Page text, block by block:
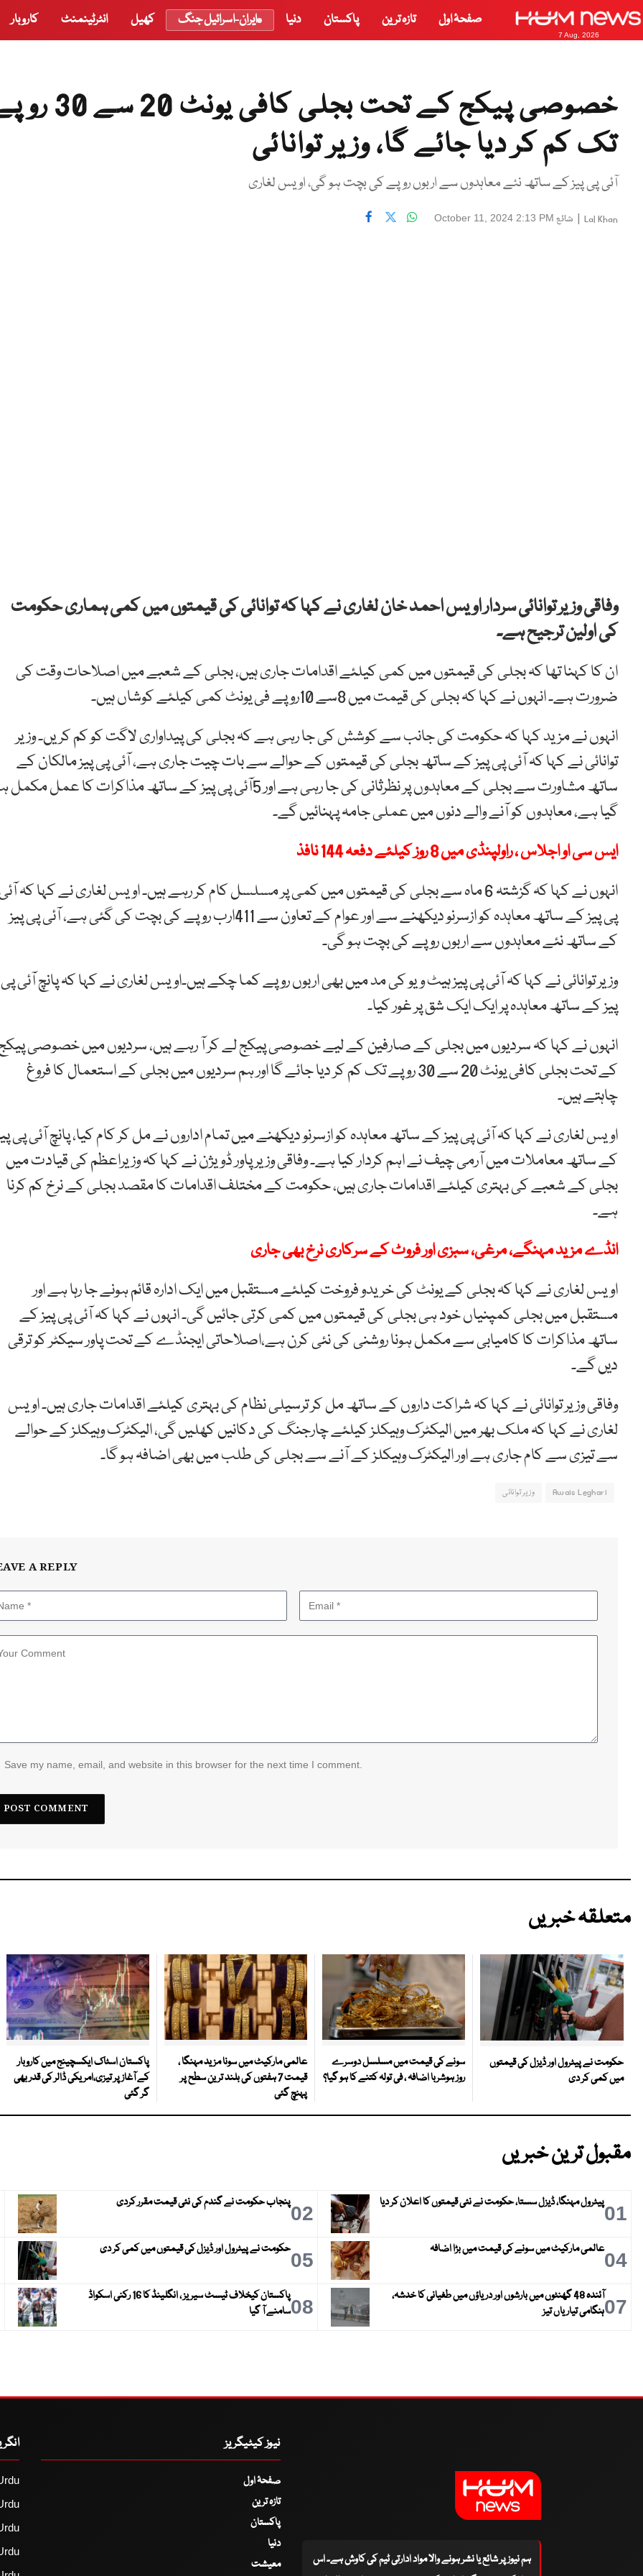
7 Aug, 2026
صفحۂ اول تازہ ترین پاکستان دنیا ایران-اسرائیل جنگ کھیل انٹرٹینمنٹ کاروبار
خصوصی پیکج کے تحت بجلی کافی یونٹ
تک کم کر دیا جائے گا، وزیر توانائی
آئی پی پیز کے ساتھ نئے معاہدوں سے اربوں روپے کی بچت ہو گی، اویس لغاری
Lal Khan
| شائع October 11, 2024 2:13 PM
وفاقی وزیر توانائی سردار اویس احمد خان لغاری نے کہا کہ توانائی کی قیمتوں میں کمی ہماری حکومت
کی اولین ترجیح ہے۔
ان کا کہنا تھا کہ بجلی کی قیمتوں میں کمی کیلئے اقدامات جاری ہیں، بجلی کے شعبے میں اصلاحات وقت کی
ضرورت ہے۔ انہوں نے کہا کہ بجلی کی قیمت میں 8سے 10روپے فی یونٹ کمی کیلئے کوشاں ہیں۔
انہوں نے مزید کہا کہ حکومت کی جانب سے کوشش کی جا رہی ہے کہ بجلی کی پیداواری لاگت کو کم کریں۔ وزیر
توانائی نے کہا کہ آئی پی پیز کے ساتھ بجلی کی قیمتوں کے حوالے سے بات چیت جاری ہے، آئی پی پیز مالکان کے
ساتھ مشاورت سے بجلی کے معاہدوں پر نظرثانی کی جا رہی ہے اور 5آئی پی پیز کے ساتھ مذاکرات کا عمل
گیا ہے، معاہدوں کو آنے والے دنوں میں عملی جامہ پہنائیں گے۔
ایس سی او اجلاس ، راولپنڈی میں 8 روز کیلئے دفعہ 144 نافذ
انہوں نے کہا کہ گزشتہ 6 ماہ سے بجلی کی قیمتوں میں کمی پر مسلسل کام کر رہے ہیں۔ اویس لغاری نے کہا کہ
پی پیز کے ساتھ معاہدہ کو ازسرنو دیکھنے سے اور عوام کے تعاون سے 411ارب روپے کی بچت کی گئی ہے، آئی پی پیز
کے ساتھ نئے معاہدوں سے اربوں روپے کی بچت ہو گی۔
وزیر توانائی نے کہا کہ آئی پی پیز ہیٹ ویو کی مد میں بھی اربوں روپے کما چکے ہیں۔اویس لغاری نے کہا کہ پانچ آئی پی
پیز کے ساتھ معاہدہ پر ایک ایک شق پر غور کیا۔
انہوں نے کہا کہ سردیوں میں بجلی کے صارفین کے لیے خصوصی پیکج لے کر آ رہے ہیں، سردیوں میں خصوصی
کے تحت بجلی کافی یونٹ 20 سے 30 روپے تک کم کر دیا جائے گا اور ہم سردیوں میں بجلی کے استعمال کا فروغ
چاہتے ہیں۔
اویس لغاری نے کہا کہ آئی پی پیز کے ساتھ معاہدہ کو ازسرنو دیکھنے میں تمام اداروں نے مل کر کام کیا، پانچ آئی پی
کے ساتھ معاملات میں آرمی چیف نے اہم کردار کیا ہے۔ وفاقی وزیر پاور ڈویژن نے کہا کہ وزیراعظم کی قیادت میں
بجلی کے شعبے کی بہتری کیلئے اقدامات جاری ہیں، حکومت کے مختلف اقدامات کا مقصد بجلی کے نرخ کم کرنا
ہے۔
انڈے مزید مہنگے، مرغی، سبزی اور فروٹ کے سرکاری نرخ بھی جاری
اویس لغاری نے کہا کہ بجلی کے یونٹ کی خریدو فروخت کیلئے مستقبل میں ایک ادارہ قائم ہونے جا رہا ہے اور
مستقبل میں بجلی کمپنیاں خود ہی بجلی کی قیمتوں میں کمی کرتی جائیں گی۔ انہوں نے کہا کہ آئی پی پیز کے
ساتھ مذاکرات کا کامیابی سے مکمل ہونا روشنی کی نئی کرن ہے،اصلاحاتی ایجنڈے کے تحت پاور سیکٹر کو ترقی
دیں گے۔
وفاقی وزیر توانائی نے کہا کہ شراکت داروں کے ساتھ مل کر ترسیلی نظام کی بہتری کیلئے اقدامات جاری ہیں۔ اویس
لغاری نے کہا کہ ملک بھر میں الیکٹرک وہیکلز کیلئے چارجنگ کی دکانیں کھلیں گی، الیکٹرک وہیکلز کے حوالے
سے تیزی سے کام جاری ہے اور الیکٹرک وہیکلز کے آنے سے بجلی کی طلب میں بھی اضافہ ہو گا۔
Awais Leghari وزیر توانائی
A REPLY
Save my name, email, and website in this browser for the next time I comment.
متعلقہ خبریں
حکومت نے پیٹرول اور ڈیزل کی قیمتوں
میں کمی کر دی
سونے کی قیمت میں مسلسل دوسرے
روز ہوشربا اضافہ ، فی تولہ کتنے کا ہو گیا؟
عالمی مارکیٹ میں سونا مزید مہنگا ،
قیمت 7 ہفتوں کی بلند ترین سطح پر
پہنچ گئی
پاکستان اسٹاک ایکسچینج میں کاروبار
کے آغاز پر تیزی،امریکی ڈالر کی قدر بھی
گر گئی
مقبول ترین خبریں
01پیٹرول مہنگا، ڈیزل سستا، حکومت نے نئی قیمتوں کا اعلان کر دیا 02پنجاب حکومت نے گندم کی نئی قیمت مقرر کردی
04عالمی مارکیٹ میں سونے کی قیمت میں بڑا اضافہ 05حکومت نے پیٹرول اور ڈیزل کی قیمتوں میں کمی کر دی
07
آئندہ 48 گھنٹوں میں بارشوں اور دریاؤں میں طغیانی کا خدشہ،
ہنگامی تیاریاں تیز
08
پاکستان کیخلاف ٹیسٹ سیریز ، انگلینڈ کا 16 رکنی اسکواڈ
سامنے آ گیا
ہم نیوز پر شائع یا نشر ہونے والا مواد ادارتی ٹیم کی کاوش ہے۔ اس
نیوز کیٹیگریز
صفحۂ اول
تازہ ترین
پاکستان
دنیا
معیشت